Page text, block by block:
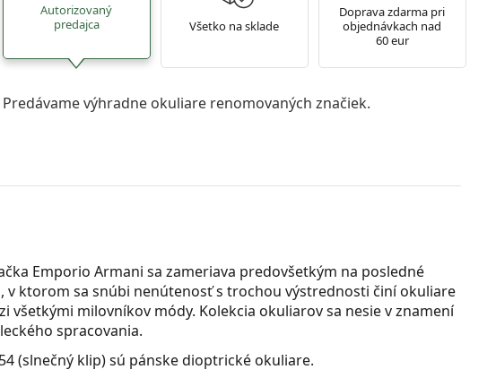
Autorizovaný
predajca
Všetko na sklade
Doprava zdarma pri
objednávkach nad
60 eur
Predávame výhradne okuliare renomovaných značiek.
Emporio Armani sa zameriava predovšetkým na posledné
v ktorom sa snúbi nenútenosť s trochou výstrednosti činí okuliare
všetkými milovníkov módy. Kolekcia okuliarov sa nesie v znamení
spracovania.
(slnečný klip)sú pánske dioptrické okuliare.